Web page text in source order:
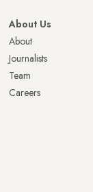
About Us
About
Journalists
Team
Careers